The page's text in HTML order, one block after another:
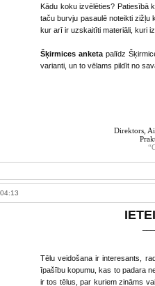
Kādu koku izvēlēties? Patiesībā
taču burvju pasaulē noteikti
kur arī ir uzskaitīti materiāli, kuri
Šķirmices anketapalīdz
varianti, un to vēlams pildīt no
Direktors,
Tēlu veidošana ir interesants,
īpašību kopumu, kas to padara
ir tos tēlus, par kuriem zināms